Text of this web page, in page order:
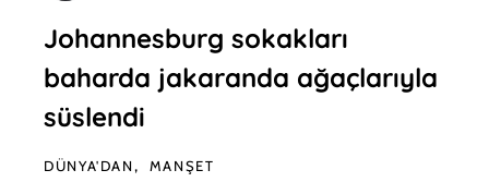
Johannesburg sokakları
baharda jakaranda ağaçlarıyla
süslendi
DÜNYA'DAN MANŞET